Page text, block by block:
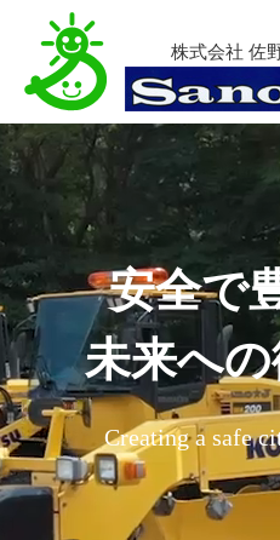
株式会社 佐
安全で
未来へ
Creating a safe